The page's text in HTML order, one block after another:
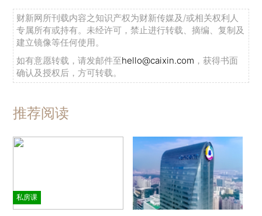
财新网所刊载内容之知识产权为财新传媒及/或相关权利人
专属所有或持有。未经许可，禁止进行转载、摘编、复制及
建立镜像等任何使用。
如有意愿转载，请发邮件至hello@caixin.com ，获得书面
确认及授权后，方可转载。
推荐阅读
私房课